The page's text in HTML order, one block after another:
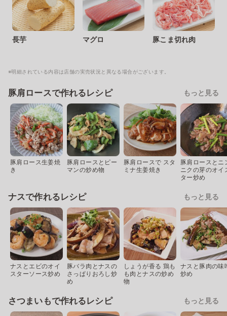
長芋 マグロ 豚こま切れ肉
※明細されている内容は店舗の実売状況と異なる場合がございます。
豚肩ロースで作れるレシピ もっと見る
豚肩ロース生姜焼
き
豚肩ロースとピー
マンの炒め物
豚肩ロースで スタ
ミナ生姜焼き
豚肩ロースとニ
ニクの芽のオイ
ター炒め
ナスで作れるレシピ もっと見る
ナスとエビのオイ
スターソース炒め
豚バラ肉とナスの
さっぱりおろし炒
め
しょうが香る 鶏も
も肉とナスの炒め
物
ナスと豚肉の味
炒め
さつまいもで作れるレシピ もっと見る